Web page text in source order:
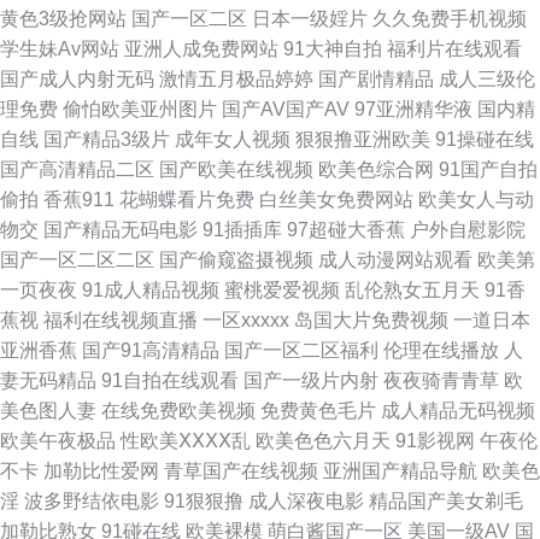
国模福利社 视频福利999 91洮色污污 欧美性黄色日韩性 91pron福利视频 超
碰在线伊人97网 天堂色色 91巨炮 超碰在线网址 日韩AV资源在线共享 91偷
拍福利视频 国产综合艹屄片 亚洲欧美日韩黄色 91在线小视频网址 欧美亚洲
另类专区 91黄产 国产精品午夜啪啪视频 影音先锋资源AV导航 色司机APP导
航 91国精产品 超碰日韩人人乐 色五月丁香麻豆 豆花视频91av 少妇一区二
区在线 91伊人理论综合网 黑丝AV老司机 自啪91 www99男人天堂 欧美孕妇
日P视频 91日比 久久伊人热 91成人视频黑丝 色男人夜天堂av wwwcom99
热 欧美精品久色视频网 超碰伊人福利97 欧美曰批 91大神视频在线观看网址
国产精品久久45 香蕉嫩草 99一区二区三区四虎 欧美日韩乱爱干B 91豆花免
黄色3级抢网站 国产一区二区 日本一级婬片 久久免费手机视频
学生妹Av网站 亚洲人成免费网站 91大神自拍 福利片在线观看
国产成人内射无码 激情五月极品婷婷 国产剧情精品 成人三级伦
理免费 偷怕欧美亚州图片 国产AV国产AV 97亚洲精华液 国内精
自线 国产精品3级片 成年女人视频 狠狠撸亚洲欧美 91操碰在线
国产高清精品二区 国产欧美在线视频 欧美色综合网 91国产自拍
偷拍 香蕉911 花蝴蝶看片免费 白丝美女免费网站 欧美女人与动
物交 国产精品无码电影 91插插库 97超碰大香蕉 户外自慰影院
国产一区二区二区 国产偷窥盗摄视频 成人动漫网站观看 欧美第
一页夜夜 91成人精品视频 蜜桃爱爱视频 乱伦熟女五月天 91香
蕉视 福利在线视频直播 一区xxxxx 岛国大片免费视频 一道日本
亚洲香蕉 国产91高清精品 国产一区二区福利 伦理在线播放 人
妻无码精品 91自拍在线观看 国产一级片内射 夜夜骑青青草 欧
美色图人妻 在线免费欧美视频 免费黄色毛片 成人精品无码视频
欧美午夜极品 性欧美ⅩⅩⅩⅩ乱 欧美色色六月天 91影视网 午夜伦
不卡 加勒比性爱网 青草国产在线视频 亚洲国产精品导航 欧美色
淫 波多野结依电影 91狠狠撸 成人深夜电影 精品国产美女剃毛
加勒比熟女 91碰在线 欧美裸模 萌白酱国产一区 美国一级AV 国